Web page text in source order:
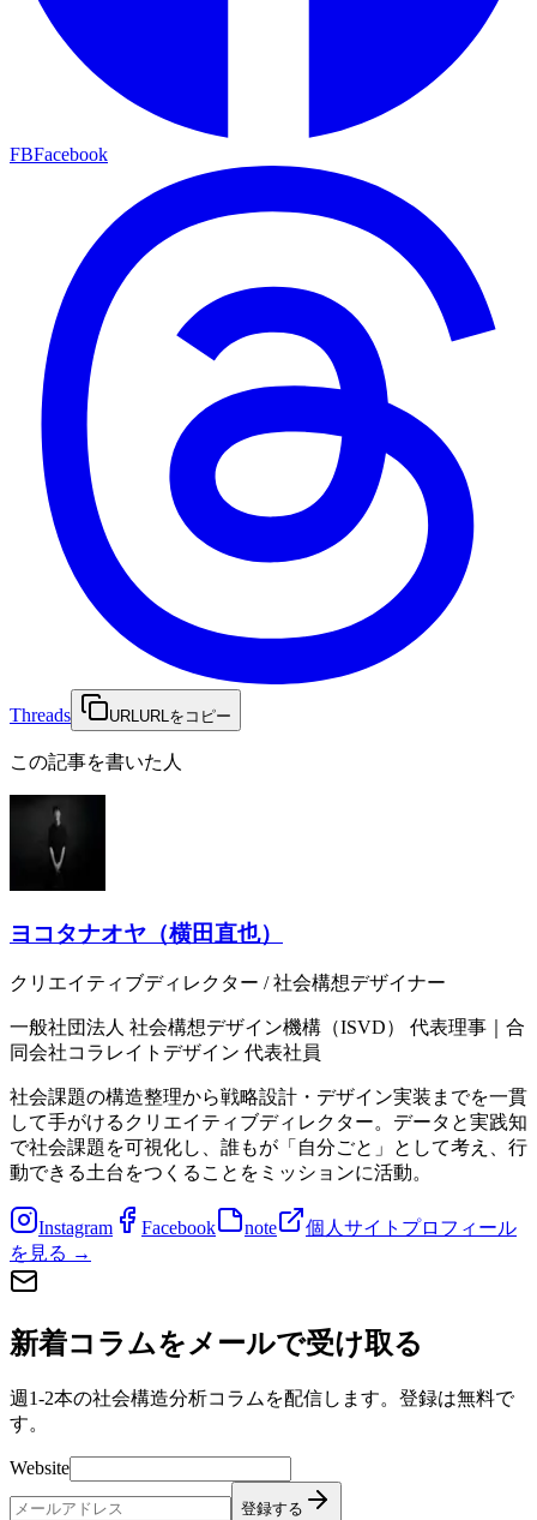
FBFacebook
Threads URL URLをコピー
この記事を書いた人
ヨコタナオヤ（横田直也）
クリエイティブディレクター / 社会構想デザイナー
一般社団法人 社会構想デザイン機構（ISVD） 代表理事
合
同会社コラレイトデザイン 代表社員
社会課題の構造整理から戦略設計・デザイン実装までを一貫
して手がけるクリエイティブディレクター。データと実践知
で社会課題を可視化し、誰もが「自分ごと」として考え、行
動できる土台をつくることをミッションに活動。
Instagram Facebook note 個人サイト プロフィール
を見る →
新着コラムをメールで受け取る
週1-2本の社会構造分析コラムを配信します。登録は無料で
す。
Website
登録する